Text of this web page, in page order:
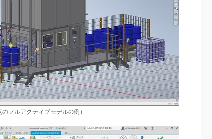
フルアクティブモデルの例）